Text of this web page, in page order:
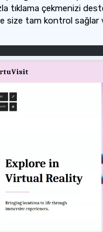
çekmenizi
size tam kontrol sağlar